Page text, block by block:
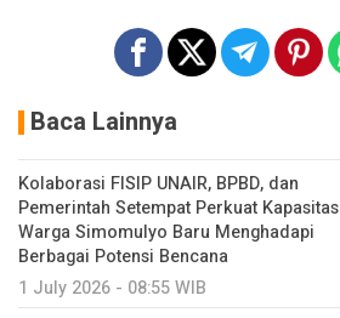
Baca Lainnya
Kolaborasi FISIP UNAIR, BPBD, dan
Pemerintah Setempat Perkuat Kapasitas
Warga Simomulyo Baru Menghadapi
Berbagai Potensi Bencana
1 July 2026 - 08:55 WIB